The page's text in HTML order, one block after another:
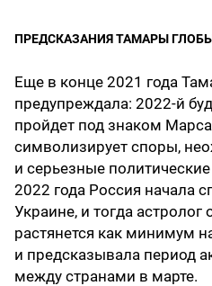
ПРЕДСКАЗАНИЯ ТАМАРЫ
Еще в конце 2021 года
предупреждала: 2022-й
пройдет под знаком
символизирует споры,
и серьезные
2022 года Россия начала
Украине, и тогда астролог
растянется как минимум
и предсказывала период
между странами в марте.